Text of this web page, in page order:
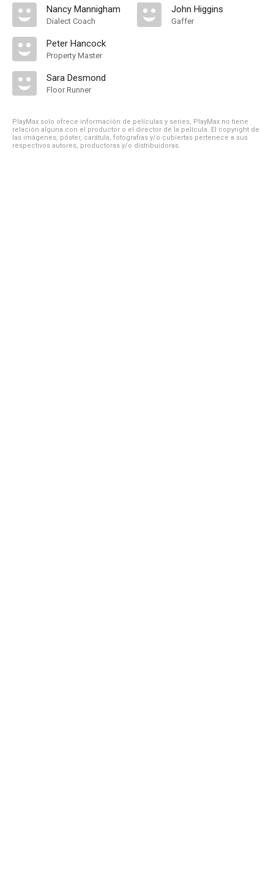
Nancy Mannigham
Dialect Coach
Peter Hancock
Property Master
Sara Desmond
Floor Runner
John Higgins
Gaffer
PlayMax solo ofrece información de películas y series, PlayMax no tiene
relación alguna con el productor o el director de la película. El copyright de
las imágenes, póster, carátula, fotografías y/o cubiertas pertenece a sus
respectivos autores, productoras y/o distribuidoras.